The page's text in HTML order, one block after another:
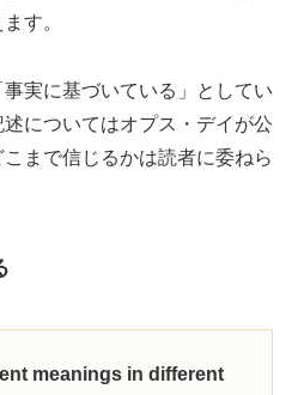
す。
実に基づいている」としてい
についてはオプス・デイが公
まで信じるかは読者に委ねら
meanings in different